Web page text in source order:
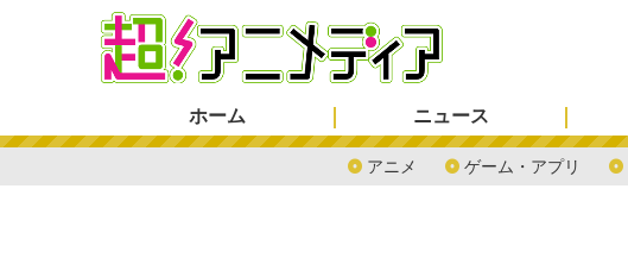
ホーム ニュース
アニメ ゲーム・アプリ